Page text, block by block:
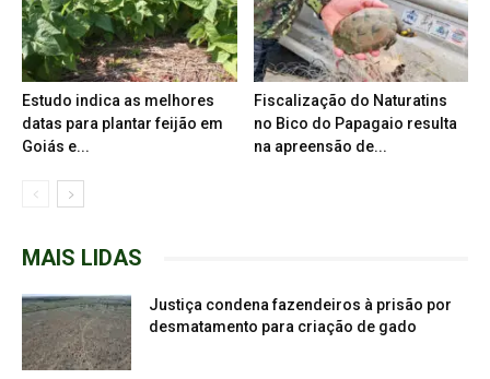
Estudo indica as melhores
datas para plantar feijão em
Goiás e...
Fiscalização do Naturatins
no Bico do Papagaio resulta
na apreensão de...
MAIS LIDAS
Justiça condena fazendeiros à prisão por
desmatamento para criação de gado